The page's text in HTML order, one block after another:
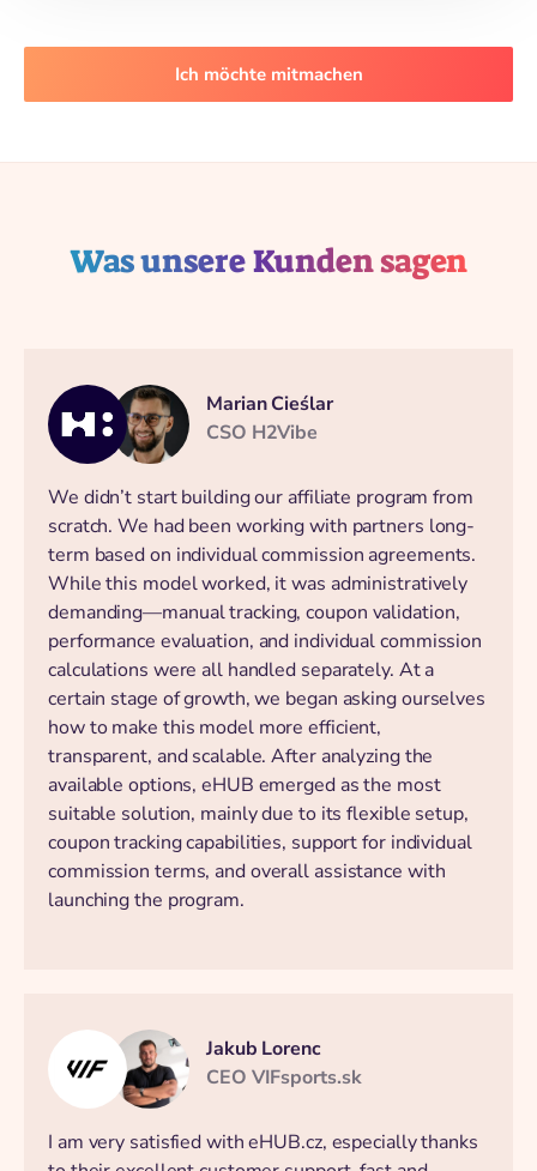
Neukunden bringen, höhere Provisionen geben und
dies anschließend erneut auswerten.
und die notwendigen Aufgaben automatisieren zu
Ich möchte mitmachen
Was unsere Kunden sagen
Marian Cieślar
CSO H2Vibe
We didn’t start building our affiliate program from
scratch. We had been working with partners long-
term based on individual commission agreements.
While this model worked, it was administratively
demanding—manual tracking, coupon validation,
performance evaluation, and individual commission
calculations were all handled separately. At a
certain stage of growth, we began asking ourselves
how to make this model more efficient,
transparent, and scalable. After analyzing the
available options, eHUB emerged as the most
suitable solution, mainly due to its flexible setup,
coupon tracking capabilities, support for individual
commission terms, and overall assistance with
launching the program.
Jakub Lorenc
CEO VIFsports.sk
I am very satisfied with eHUB.cz, especially thanks